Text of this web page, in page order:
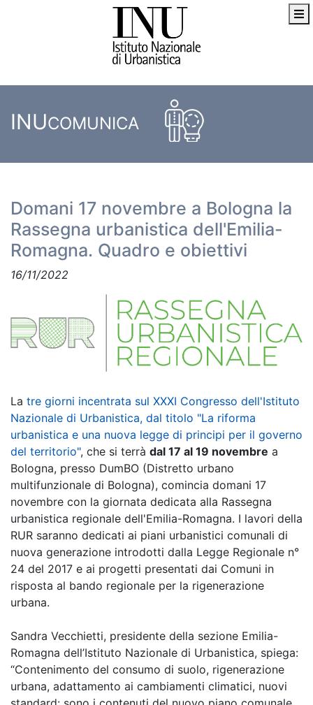
INUCOMUNICA
Domani 17 novembre a Bologna la
Rassegna urbanistica dell'Emilia-
Romagna. Quadro e obiettivi
16/11/2022
La tre giorni incentrata sul XXXI Congresso dell'Istituto
Nazionale di Urbanistica, dal titolo "La riforma
urbanistica e una nuova legge di principi per il governo
del territorio", che si terrà dal 17 al 19 novembre a
Bologna, presso DumBO (Distretto urbano
multifunzionale di Bologna), comincia domani 17
novembre con la giornata dedicata alla Rassegna
urbanistica regionale dell'Emilia-Romagna. I lavori della
RUR saranno dedicati ai piani urbanistici comunali di
nuova generazione introdotti dalla Legge Regionale n°
24 del 2017 e ai progetti presentati dai Comuni in
risposta al bando regionale per la rigenerazione
urbana.
Sandra Vecchietti, presidente della sezione Emilia-
Romagna dell’Istituto Nazionale di Urbanistica, spiega:
“Contenimento del consumo di suolo, rigenerazione
urbana, adattamento ai cambiamenti climatici, nuovi